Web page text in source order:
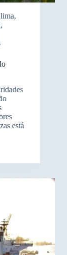
,
,
está